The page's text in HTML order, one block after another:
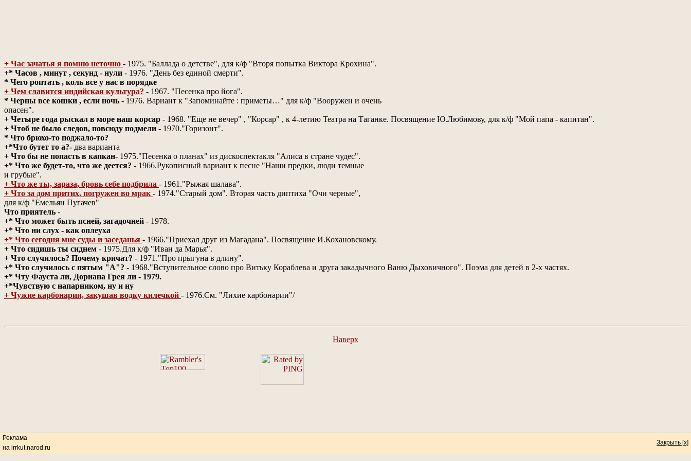
+ Час зачатья я помню неточно - 1975. "Баллада о детстве", для к/ф "Вторя попытка Виктора Крохина".
+* Часов , минут , секунд - нули - 1976. "День без единой смерти".
* Чего роптать , коль все у нас в порядке
+ Чем славится индийская культура? - 1967. "Песенка про йога".
* Черны все кошки , если ночь - 1976. Вариант к "Запоминайте : приметы…" для к/ф "Вооружен и очень
опасен".
+ Четыре года рыскал в море наш корсар - 1968. "Еще не вечер" , "Корсар" , к 4-летию Театра на Таганке. Посвящение Ю.Любимову, для к/ф "Мой папа - капитан".
+ Чтоб не было следов, повсюду подмели - 1970."Горизонт".
* Что брюхо-то поджало-то?
+*Что бутет то а?- два варианта
+ Что бы не попасть в капкан- 1975."Песенка о планах" из дискоспектакля "Алиса в стране чудес".
+* Что же будет-то, что же деется? - 1966.Рукописный вариант к песне "Наши предки, люди темные
и грубые".
+ Что же ты, зараза, бровь себе подбрила - 1961."Рыжая шалава".
+ Что за дом притих, погружен во мрак - 1974."Старый дом". Вторая часть диптиха "Очи черные",
для к/ф "Емельян Пугачев"
Что приятель -
+* Что может быть ясней, загадочней - 1978.
+* Что ни слух - как оплеуха
+* Что сегодня мне суды и заседанья - 1966."Приехал друг из Магадана". Посвящение И.Кохановскому.
+ Что сидишь ты сиднем - 1975.Для к/ф "Иван да Марья".
+ Что случилось? Почему кричат? - 1971."Про прыгуна в длину".
+* Что случилось с пятым "А"? - 1968."Вступительное слово про Витьку Кораблева и друга закадычного Ваню Дыховичного". Поэма для детей в 2-х частях.
+* Чту Фауста ли, Дориана Грея ли - 1979.
+*Чувствую с напарником, ну и ну
+ Чужие карбонарии, закушав водку килечкой - 1976.См. "Лихие карбонарии"/
Наверх
Реклама
на irrkut.narod.ru
Закрыть [x]